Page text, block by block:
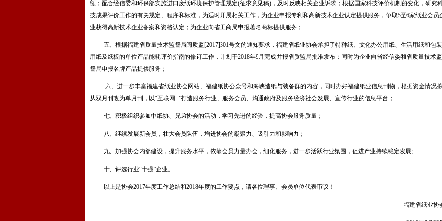
额；配合经信委和环保部实施进口废纸环境保护管理规定(征求意见稿) ，及时反映相关企业诉求；根据国家科技评价机制的变化，研究
技成果评价工作的有关规定、程序和标准，为适时开展相关工作，为企业申报专利和高新技术企业认定提供服务，争取5至6家纸业会员
业获得高新技术企业备案和资格认定；为企业向省工商局申报著名商标提供服务；
五、根据福建省质量技术监督局闽质监[2017]301号文的通知要求，福建省纸业协会承担了特种纸、文化办公用纸、生活用纸和包装
用纸及纸板的单位产品能耗评价指南的修订工作，计划于2018年9月完成并报省质监局批准发布；同时为企业向省经信委和省质量技术监
督局申报名牌产品提供服务；
六、进一步丰富福建省纸业协会网站、福建纸协公众号和海峡造纸与装备群的内容，同时办好福建纸业信息刊物，根据资金情况拟
从双月刊改为单月刊，以“互联网+”打造服务行业、服务会员、沟通政府及服务经济社会发展、宣传行业的信息平台；
七、积极组织参加中纸协、兄弟协会的活动，学习先进的经验，提高协会服务质量；
八、继续发展新会员，壮大会员队伍，增进协会的凝聚力、吸引力和影响力；
九、加强协会内部建设，提升服务水平，依靠会员力量办会，细化服务，进一步活跃行业氛围，促进产业持续稳定发展;
十、评选行业“十强”企业。
以上是协会2017年度工作总结和2018年度的工作要点，请各位理事、会员单位代表审议！
福建省纸业协